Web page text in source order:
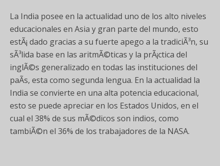
La India posee en la actualidad uno de los alto niveles
educacionales en Asia y gran parte del mundo, esto
estÃ¡ dado gracias a su fuerte apego a la tradiciÃ³n, su
sÃ³lida base en las aritmÃ©ticas y la prÃ¡ctica del
inglÃ©s generalizado en todas las instituciones del
paÃ­s, esta como segunda lengua. En la actualidad la
India se convierte en una alta potencia educacional,
esto se puede apreciar en los Estados Unidos, en el
cual el 38% de sus mÃ©dicos son indios, como
tambiÃ©n el 36% de los trabajadores de la NASA.